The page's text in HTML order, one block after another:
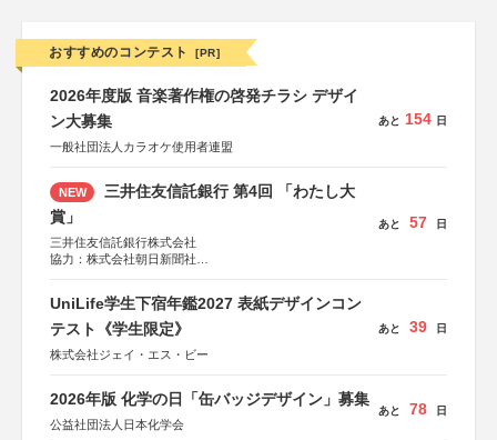
おすすめのコンテスト [PR]
2026年度版 音楽著作権の啓発チラシ デザイ
ン大募集
一般社団法人カラオケ使用者連盟
あと 154 日
NEW
三井住友信託銀行 第4回 「わたし大
賞」
三井住友信託銀行株式会社
協力：株式会社朝日新聞社
あと 57 日
UniLife学生下宿年鑑2027 表紙デザインコン
テスト《学生限定》
株式会社ジェイ・エス・ビー
あと 39 日
2026年版 化学の日「缶バッジデザイン」募集
公益社団法人日本化学会
あと 78 日